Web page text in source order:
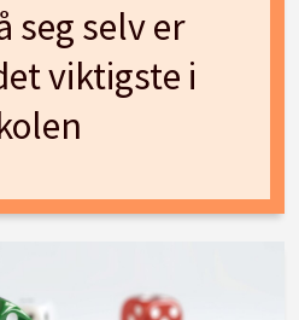
seg selv er
viktigste i